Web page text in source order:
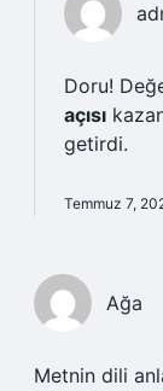
Doru!
açısı
getirdi.
Temmuz 7,
Ağa
Metnin dili